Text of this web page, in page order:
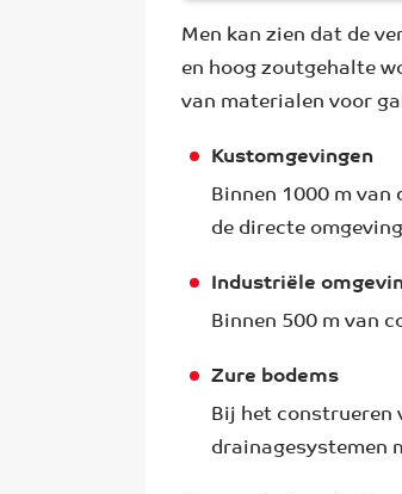
Men kan zien dat de
en hoog zoutgehalte
van materialen voor
Kustomgevingen
Binnen 1000 m
de directe
Industriële
Binnen 500 m van
Zure bodems
Bij het construeren
drainagesystemen